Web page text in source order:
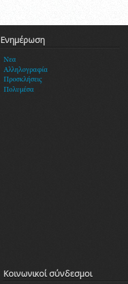
Ενημέρωση
Νεα
Αλληλογραφία
Προσκλήσεις
Πολυμέσα
Κοινωνικοί σύνδεσμοι